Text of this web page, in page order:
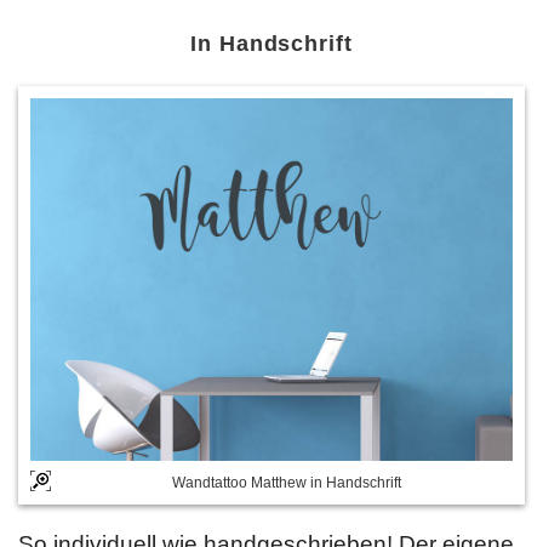
In Handschrift
Wandtattoo Matthew in Handschrift